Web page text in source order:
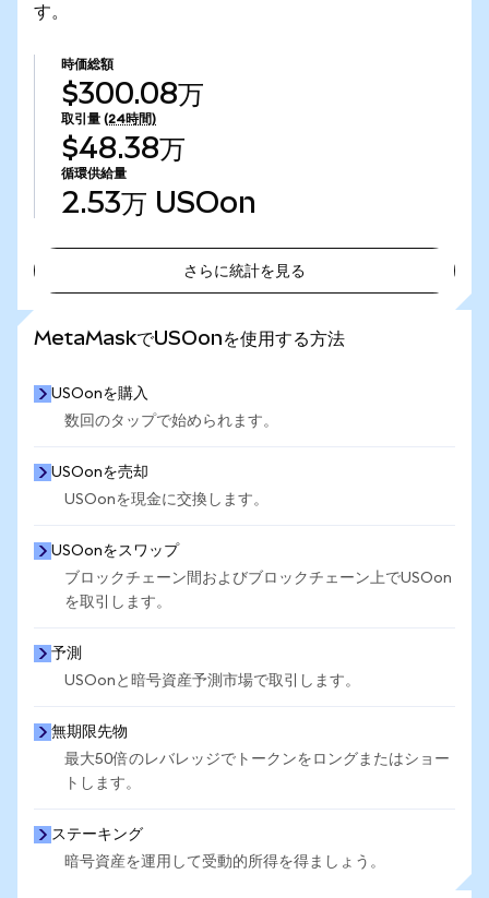
す。
時価総額
$300.08万
取引量 (24時間)
$48.38万
循環供給量
2.53万 USOon
さらに統計を見る
MetaMaskでUSOonを使用する方法
USOonを購入
数回のタップで始められます。
USOonを売却
USOonを現金に交換します。
USOonをスワップ
ブロックチェーン間およびブロックチェーン上でUSOon
を取引します。
予測
USOonと暗号資産予測市場で取引します。
無期限先物
最大50倍のレバレッジでトークンをロングまたはショー
トします。
ステーキング
暗号資産を運用して受動的所得を得ましょう。